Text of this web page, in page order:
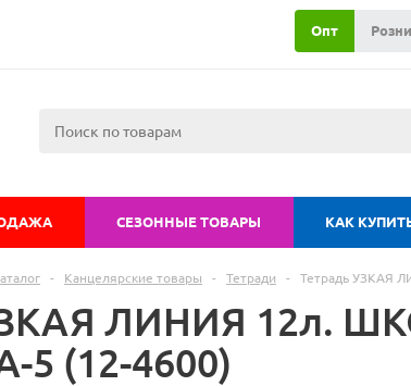
Опт
СЕЗОННЫЕ ТОВАРЫ КАК
- Канцелярские товары - Тетради - Тетрадь УЗКАЯ
ЛИНИЯ 12л.
(12-4600)